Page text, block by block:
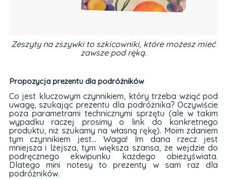
Zeszyty na zszywki to szkicowniki, które możesz mieć
zawsze pod ręką.
Propozycja prezentu dla podróżników
Co jest kluczowym czynnikiem, który trzeba wziąć pod
uwagę, szukając prezentu dla podróżnika? Oczywiście
poza parametrami technicznymi sprzętu (ale w takim
wypadku raczej prosimy o link do konkretnego
produktu, niż szukamy na własną rękę). Moim zdaniem
tym czynnikiem jest... Waga! Im dana rzecz jest
mniejsza i lżejsza, tym większa szansa, że wejdzie do
podręcznego ekwipunku każdego obieżyświata.
Dlatego mini notesy to prezenty w sam raz dla
podróżników.